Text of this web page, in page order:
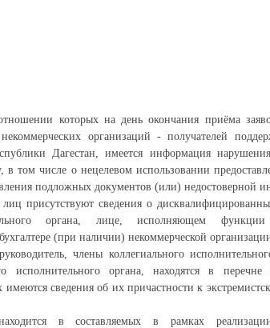
которых на день окончания приёма
организаций - получателей
Дагестан, имеется информация
том числе о нецелевом использовании
подложных документов (или) недостоверной
присутствуют сведения о
органа, лице, исполняющем функции
(при наличии) некоммерческой
члены коллегиального
исполнительного органа, находятся в перечне
сведения об их причастности к
в составляемых в рамках